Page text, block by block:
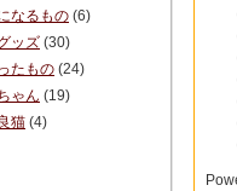
なるもの (6)
ッズ (30)
たもの (24)
ゃん (19)
猫 (4)